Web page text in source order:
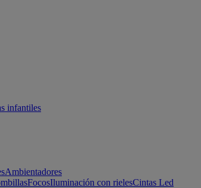
infantiles
Ambientadores
FocosIluminación con rielesCintas Led